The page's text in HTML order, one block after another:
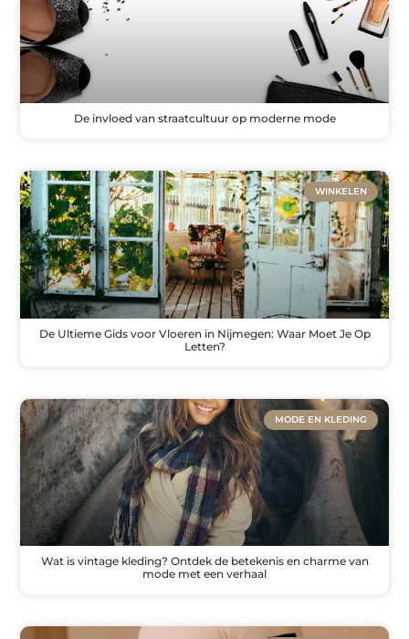
De invloed van straatcultuur op moderne mode
WINKELEN
De Ultieme Gids voor Vloeren in Nijmegen: Waar Moet Je Op
Letten?
MODE EN KLEDING
Wat is vintage kleding? Ontdek de betekenis en charme van
mode met een verhaal